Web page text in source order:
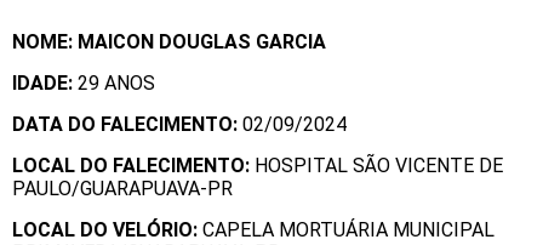
NOME: MAICON DOUGLAS GARCIA
IDADE: 29 ANOS
DATA DO FALECIMENTO: 02/09/2024
LOCAL DO FALECIMENTO: HOSPITAL SÃO VICENTE DE
PAULO/GUARAPUAVA-PR
LOCAL DO VELÓRIO: CAPELA MORTUÁRIA MUNICIPAL